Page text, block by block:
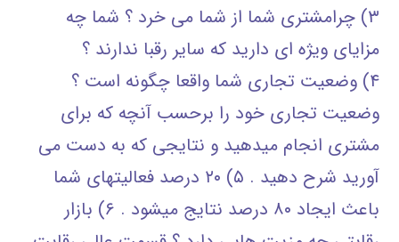
۳) چرامشتری شما از شما می خرد ؟ شما چه
مزایای ویژه ای دارید که سایر رقبا ندارند ؟
۴) وضعیت تجاری شما واقعا چگونه است ؟
وضعیت تجاری خود را برحسب آنچه که برای
مشتری انجام میدهید و نتایجی که به دست می
آورید شرح دهید . ۵) ۲۰ درصد فعالیتهای شما
باعث ایجاد ۸۰ درصد نتایج میشود . ۶) بازار